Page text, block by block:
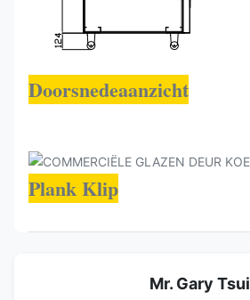
Doorsnedeaanzicht
Plank Klip
Mr. Gary Tsui